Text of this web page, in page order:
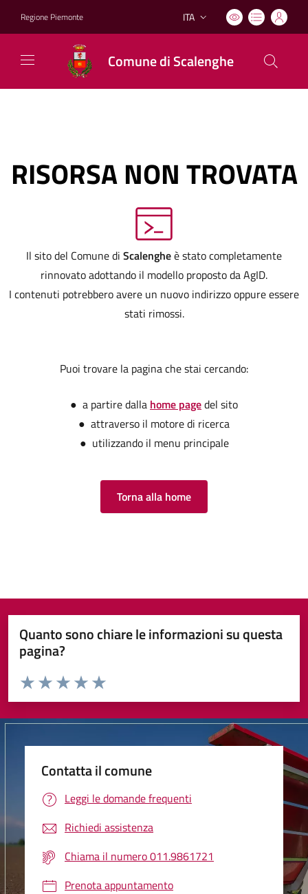
Regione Piemonte Lingua attiva:
ITA
Comune di Scalenghe
RISORSA NON TROVATA
Il sito del Comune di Scalengheè stato completamente
rinnovato adottando il modello proposto da AgID.
I contenuti potrebbero avere un nuovo indirizzo oppure essere
stati rimossi.
Puoi trovare la pagina che stai cercando:
● a partire dalla home pagedel sito
● attraverso il motore di ricerca
● utilizzando il menu principale
Torna alla home
Quanto sono chiare le informazioni su questa
pagina?
Valuta da 1 a 5 stelle la pagina
Valuta 5 stelle su 5
Valuta 4 stelle su 5
Valuta 3 stelle su 5
Valuta 2 stelle su 5
Valuta 1 stelle su 5
Contatta il comune
Leggi le domande frequenti
Richiedi assistenza
Chiama il numero 011.9861721
Prenota appuntamento